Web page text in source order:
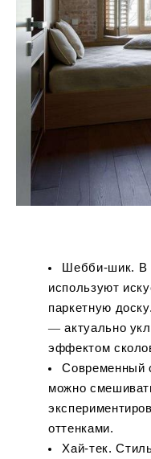
Шебби-шик. В
используют
паркетную
― актуально
эффектом
Современный
можно
оттенками.
Хай-тек.